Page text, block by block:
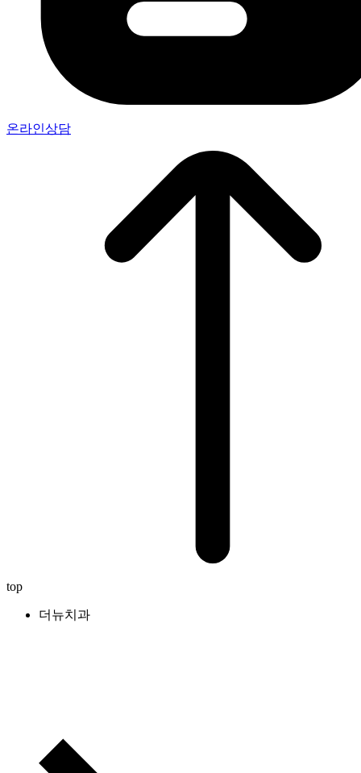
온라인상담
top
더뉴치과